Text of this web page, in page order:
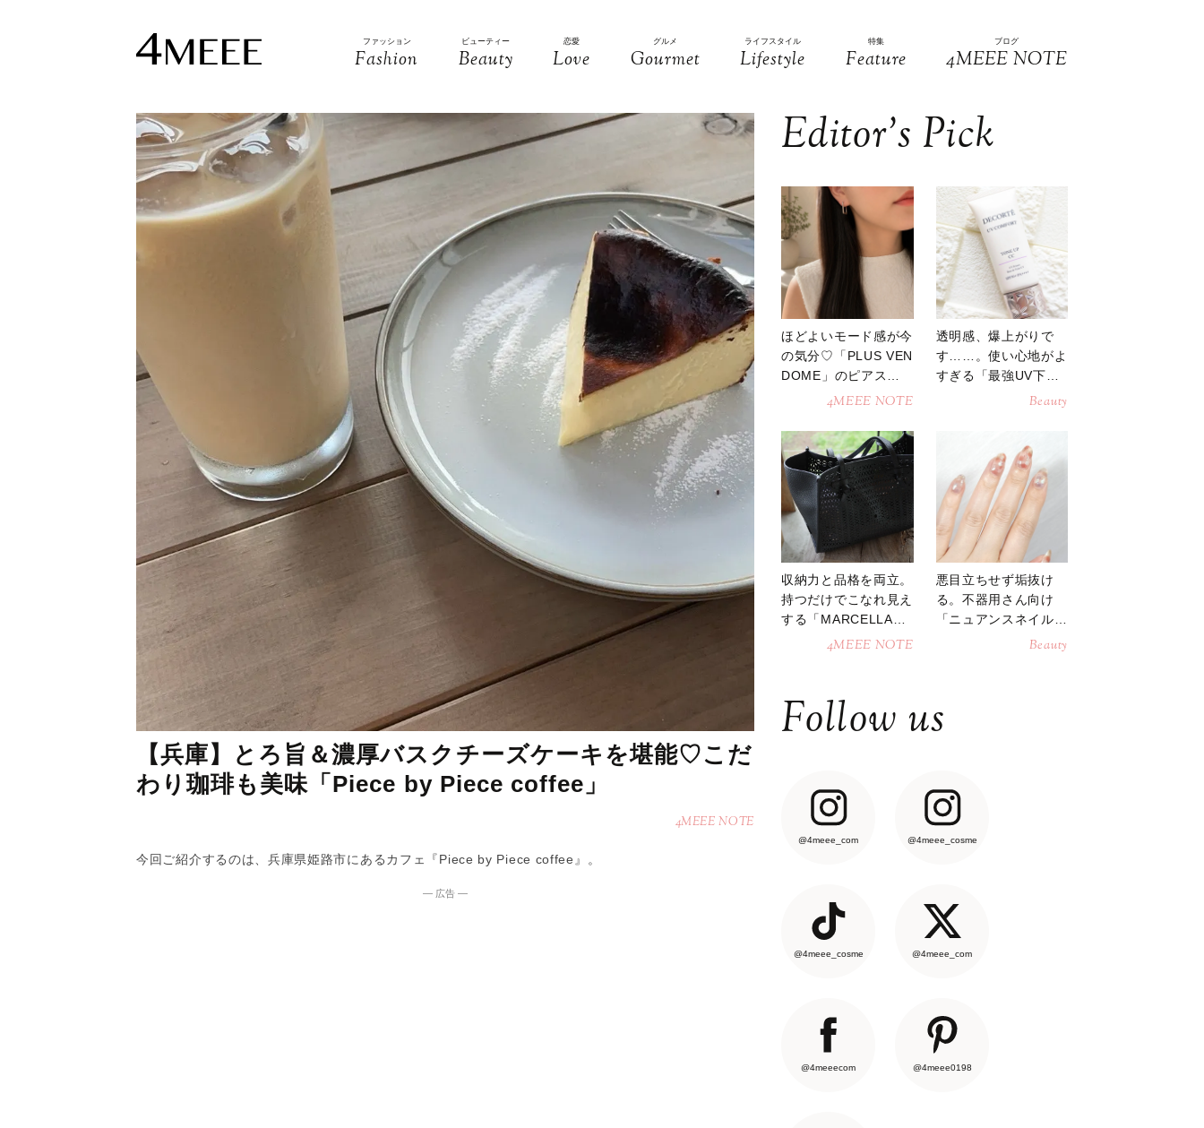
ファッション
Fashion
ビューティー
Beauty
恋愛
Love
グルメ
Gourmet
ライフスタイル
Lifestyle
特集
Feature
ブログ
4MEEE NOTE
【兵庫】とろ旨＆濃厚バスクチーズケーキを堪能♡こだ
わり珈琲も美味「Piece by Piece coffee」
4MEEE NOTE
今回ご紹介するのは、兵庫県姫路市にあるカフェ『Piece by Piece coffee』。
― 広告 ―
Editor’s Pick
ほどよいモード感が今
の気分♡「PLUS VEN
DOME」のピアスが
4MEEE NOTE
透明感、爆上がりで
す……。使い心地がよ
すぎる「最強UV下
Beauty
収納力と品格を両立。
持つだけでこなれ見え
する「MARCELLAト
ートバッグ」4MEEE NOTE
悪目立ちせず垢抜け
る。不器用さん向け
「ニュアンスネイル」
Beauty
Follow us
@4meee_com @4meee_cosme
@4meee_cosme @4meee_com
@4meeecom @4meee0198